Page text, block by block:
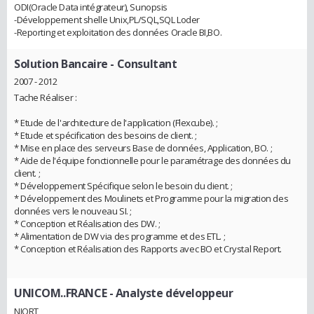
ODI(Oracle Data intégrateur), Sunopsis
-Développement shelle Unix,PL/SQL,SQL Loder
-Reporting et exploitation des données Oracle BI,BO.
Solution Bancaire - Consultant
2007 - 2012
Tache Réaliser :
* Etude de l'architecture de l'application (Flexcube). ;
* Etude et spécification des besoins de client. ;
* Mise en place des serveurs Base de données, Application, BO. ;
* Aide de l'équipe fonctionnelle pour le paramétrage des données du
client. ;
* Développement Spécifique selon le besoin du client. ;
* Développement des Moulinets et Programme pour la migration des
données vers le nouveau SI. ;
* Conception et Réalisation des DW. ;
* Alimentation de DW via des programme et des ETL. ;
* Conception et Réalisation des Rapports avec BO et Crystal Report.
UNICOM..FRANCE- Analyste développeur
NIORT